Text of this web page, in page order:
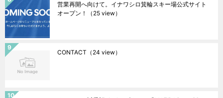
営業再開へ向けて。イナワシロ箕輪スキー場公式サイト
オープン！
（25 view）
CONTACT （24 view）